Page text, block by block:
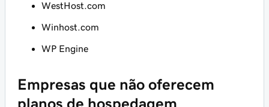
WestHost.com
Winhost.com
WP Engine
Empresas que não oferecem
planos de hospedagem